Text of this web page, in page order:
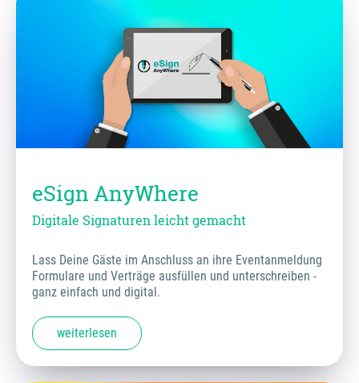
eSign AnyWhere
Digitale Signaturen leicht gemacht
Lass Deine Gäste im Anschluss an ihre Eventanmeldung
Formulare und Verträge ausfüllen und unterschreiben -
ganz einfach und digital.
weiterlesen